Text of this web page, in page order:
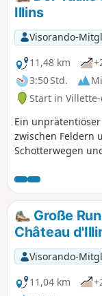
Illins
Visorando-
11,48 km
3:50 Std.
Start in
Ein
zwischen Feldern
Schotterwegen
umliegenden
anstrengend)
Große
Château
Visorando-
11,04 km